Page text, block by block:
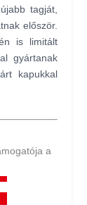
tagját,
először.
is limitált
gyártanak
kapukkal
a